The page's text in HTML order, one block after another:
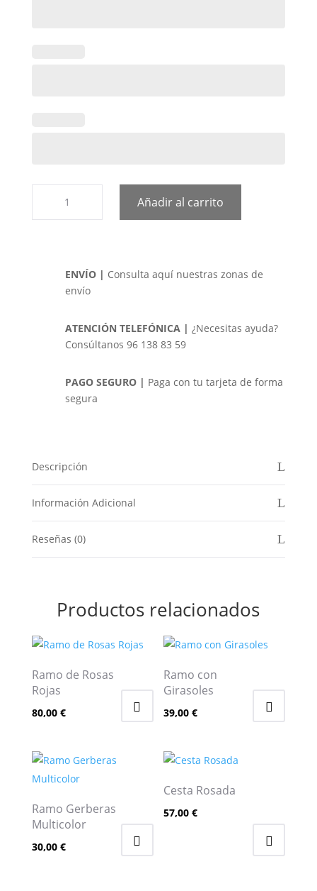
Margaritas
Añadir al carrito
ENVÍO | Consulta aquí nuestras zonas de
envío
ATENCIÓN TELEFÓNICA | ¿Necesitas ayuda?
Consúltanos 96 138 83 59
PAGO SEGURO | Paga con tu tarjeta de forma
segura
Descripción
Información Adicional
Reseñas (0)
Productos relacionados
Ramo de Rosas
Rojas
80,00 €
Ramo con
Girasoles
39,00€
Ramo Gerberas
Multicolor
30,00 €
Cesta Rosada
57,00€